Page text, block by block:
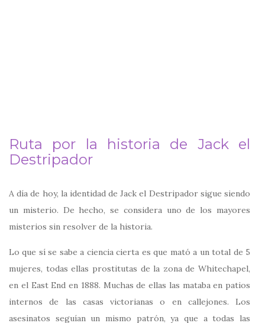
Ruta por la historia de Jack el
Destripador
A día de hoy, la identidad de Jack el Destripador sigue siendo
un misterio. De hecho, se considera uno de los mayores
misterios sin resolver de la historia.
Lo que sí se sabe a ciencia cierta es que mató a un total de 5
mujeres, todas ellas prostitutas de la zona de Whitechapel,
en el East End en 1888. Muchas de ellas las mataba en patios
internos de las casas victorianas o en callejones. Los
asesinatos seguían un mismo patrón, ya que a todas las